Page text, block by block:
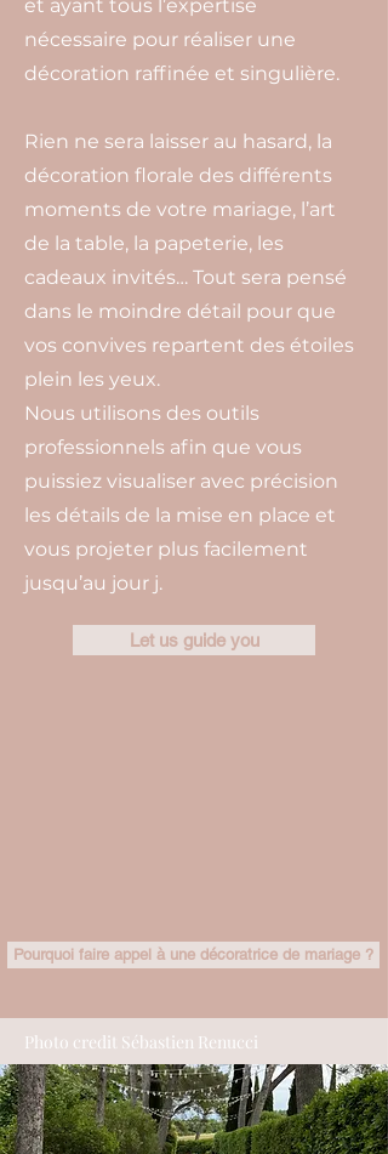
et ayant tous l’expertise
nécessaire pour réaliser une
décoration raffinée et singulière.
Rien ne sera laisser au hasard, la
décoration florale des différents
moments de votre mariage, l’art
de la table, la papeterie, les
cadeaux invités… Tout sera pensé
dans le moindre détail pour que
vos convives repartent des étoiles
plein les yeux.
Nous utilisons des outils
professionnels afin que vous
puissiez visualiser avec précision
les détails de la mise en place et
vous projeter plus facilement
jusqu’au jour j.
Let us guide you
Pourquoi faire appel à une décoratrice de mariage ?
Photo credit Sébastien Renucci